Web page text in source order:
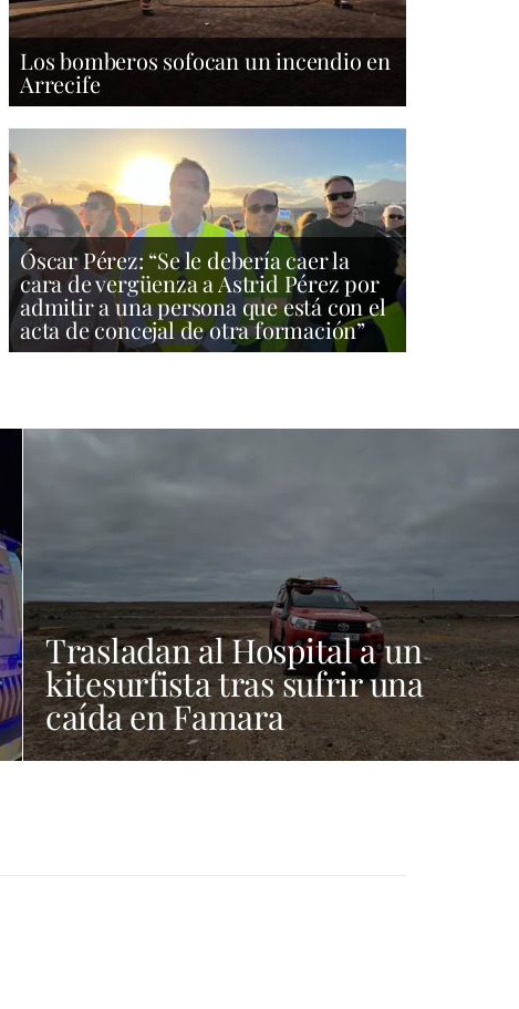
Los bomberos sofocan un incendio en
Arrecife
Óscar Pérez: “Se le debería caer la
cara de vergüenza a Astrid Pérez por
admitir a una persona que está con el
acta de concejal de otra formación”
Trasladan al Hospital a un
kitesurfista tras sufrir una
caída en Famara